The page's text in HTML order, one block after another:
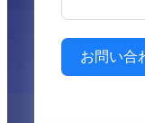
お問い合